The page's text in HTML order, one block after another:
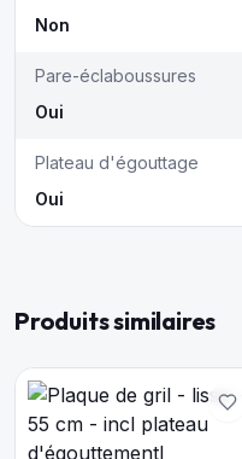
Non
Pare-éclaboussures
Oui
Plateau d'égouttage
Oui
Produits similaires